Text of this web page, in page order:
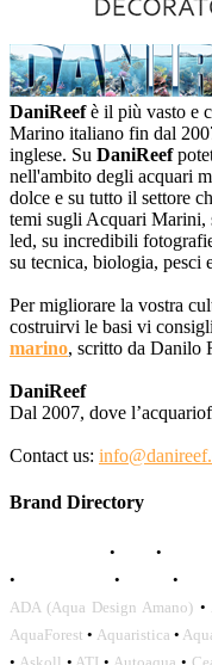
DaniReefè il più vasto e
Marino italiano fin dal
inglese. Su DaniReef
nell'ambito degli acquari
dolce e su tutto il settore
temi sugli Acquari Marini,
led, su incredibili
su tecnica, biologia, pesci
Per migliorare la vostra
costruirvi le basi vi
marino, scritto da Danilo
DaniReef
Dal 2007, dove
Contact us:
Brand Directory
• •
•
• •
ADA (Aqua Design Amano) •
AquaForest • Aquaristica •